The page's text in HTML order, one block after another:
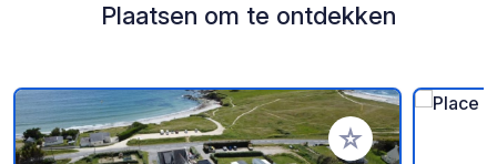
Plaatsen om te ontdekken